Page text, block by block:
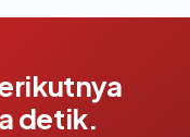
detik.